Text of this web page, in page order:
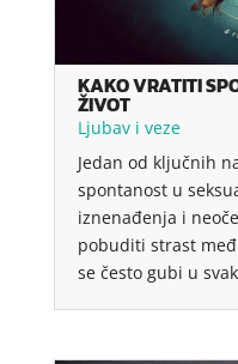
KAKO VRATITI
ŽIVOT
Ljubav i veze
Jedan od ključnih
spontanost u
iznenađenja i
pobuditi strast
se često gubi u